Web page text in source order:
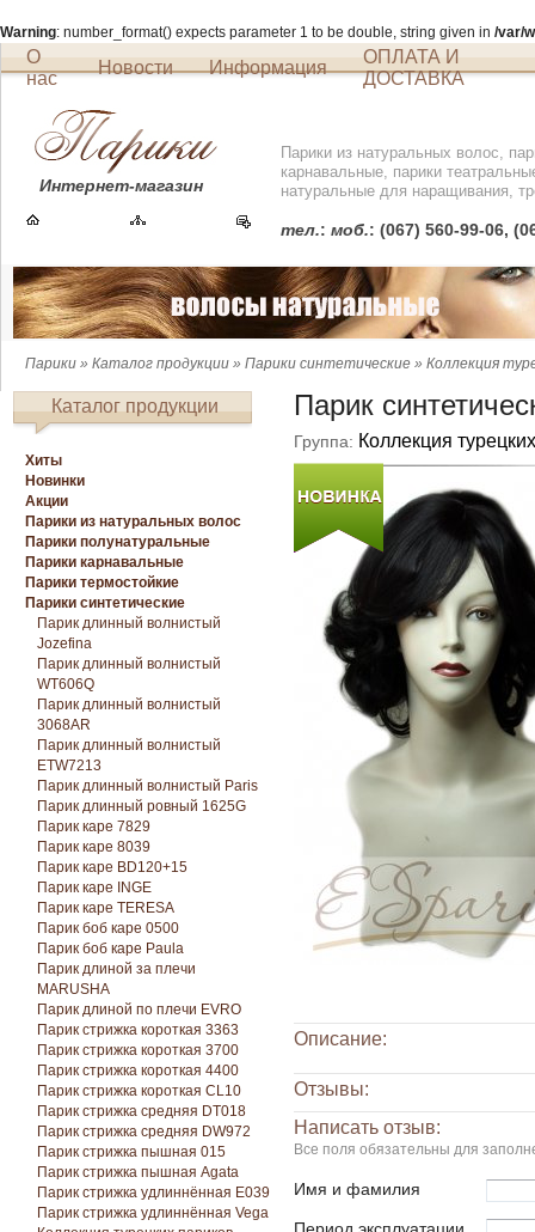
Warning: number_format() expects parameter 1 to be double, string given in /var/
О
нас
Новости Информация
ОПЛАТА И
ДОСТАВКА
Интернет-магазин
Парики из натуральных волос,
карнавальные, парики
натуральные для наращивания,
тел.: моб.: (067) 560-99-06,
Парики » Каталог продукции » Парики синтетические » Коллекция
Каталог продукции
Хиты
Новинки
Акции
Парики из натуральных волос
Парики полунатуральные
Парики карнавальные
Парики термостойкие
Парики синтетические
Парик длинный волнистый
Jozefina
Парик длинный волнистый
WT606Q
Парик длинный волнистый
3068AR
Парик длинный волнистый
ETW7213
Парик длинный волнистый Paris
Парик длинный ровный 1625G
Парик каре 7829
Парик каре 8039
Парик каре BD120+15
Парик каре INGE
Парик каре TERESA
Парик боб каре 0500
Парик боб каре Paula
Парик длиной за плечи
MARUSHA
Парик длиной по плечи EVRO
Парик стрижка короткая 3363
Парик стрижка короткая 3700
Парик стрижка короткая 4400
Парик стрижка короткая CL10
Парик стрижка средняя DT018
Парик стрижка средняя DW972
Парик стрижка пышная 015
Парик стрижка пышная Agata
Парик стрижка удлиннённая E039
Парик стрижка удлиннённая Vega
Парик
Группа: Коллекция
Описание:
Отзывы:
Написать отзыв:
Все поля обязательны для
Имя и фамилия